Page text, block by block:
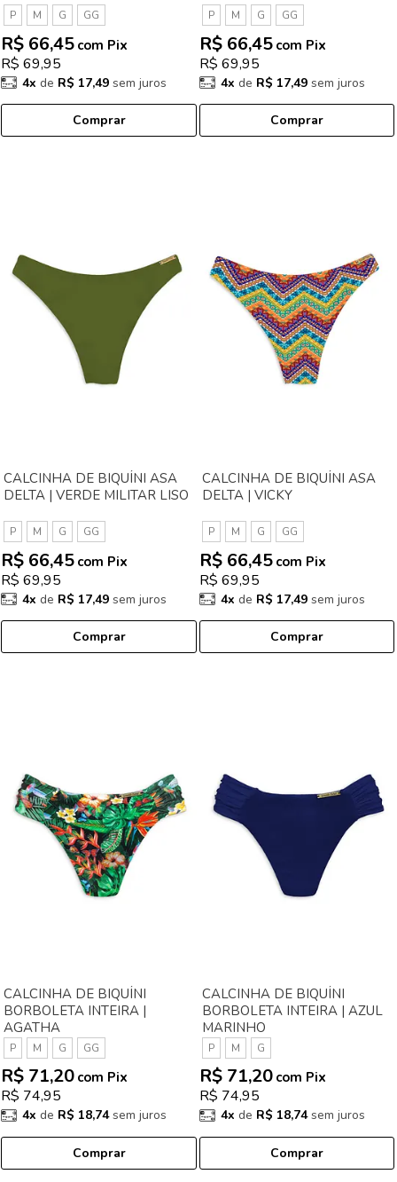
P M G GG
R$ 69,95
R$ 66,45 com Pix
4x de R$ 17,49sem juros
Comprar
P M G GG
R$ 69,95
R$ 66,45 com Pix
4x de R$ 17,49 sem juros
Comprar
CALCINHA DE BIQUÍNI ASA
DELTA | VERDE MILITAR LISO
P M G GG
R$ 69,95
R$ 66,45 com Pix
4x de R$ 17,49sem juros
Comprar
CALCINHA DE BIQUÍNI ASA
DELTA | VICKY
P M G GG
R$ 69,95
R$ 66,45 com Pix
4x de R$ 17,49 sem juros
Comprar
CALCINHA DE BIQUÍNI
BORBOLETA INTEIRA |
AGATHA
P M G GG
R$ 74,95
R$ 71,20 com Pix
4x de R$ 18,74sem juros
Comprar
CALCINHA DE BIQUÍNI
BORBOLETA INTEIRA | AZUL
MARINHO
P M G
R$ 74,95
R$ 71,20 com Pix
4x de R$ 18,74sem juros
Comprar